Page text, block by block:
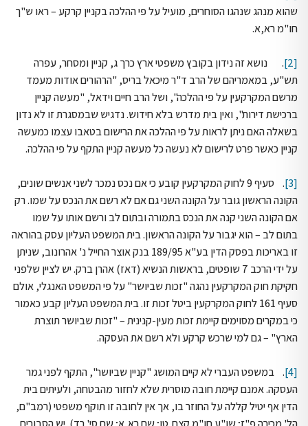
שהוא מנהג שנהגו הסוחרים, מועיל על פי ההלכה בקניין קרקע – ראו ש"ך
חו"מ רא,א.
[2]
. נושא זה נידון בקובץ משפטי ארץ כרך ג, קניין ומסחר, עפרה
תש"ע, במאמריהם של הרב ד"ר מיכאל בריס, "הרהורים אודות מעמד
מרשם המקרקעין על פי ההלכה", ושל הרב חיים וידאל, "מעשה קניין
ברכישת דירות", ואין בית מדרש בלא חידוש. נדגיש שבמסגרת זו לא נדון
בשאלה האם ניתן לראות על פי ההלכה את הרישום בטאבו עצמו כמעשה
קניין כאשר פרט לרישום לא נעשה כל מעשה קניין התקף על פי ההלכה.
[3]
. סעיף 9 לחוק המקרקעין קובע כי אם נכס נמכר לשני אנשים שונים,
הקונה הראשון גובר על הקונה השני גם אם לא רשם את הנכס על שמו. רק
אם הקונה השני קנה את הנכס בתמורה ובתום לב ורשם אותו על שמו
בתום לב – הוא יגבור על הקונה הראשון. בית המשפט העליון עסק בהוראה
זו באריכות בפסק הדין בע"א 189/95 בנק אוצר החייל נ' אהרונוב, שניתן
על ידי הרכב 7 שופטים, בראשות הנשיא (דאז) אהרן ברק. יש לציין שלפני
חקיקת חוק המקרקעין נהגה "זכות שביושר" על פי המשפט האנגלי, אולם
סעיף 161 לחוק המקרקעין ביטל זכות זו. בית המשפט העליון קבע כאמור
כי במקרים מסוימים קיימת זכות מעין-קנינית – "זכות שביושר תוצרת
הארץ" – גם למי שרכש קרקע ולא רשם את העסקה.
[4]
. במשפט העברי לא קיים המושג "קניין שביושר", התקף לפני גמר
העסקה. אמנם קיימת חובה מוסרית שלא לחזור מהבטחה, ולעיתים בית
הדין אף יטיל קללה על החוזר בו, אך אין לחובה זו תוקף משפטי (רמב"ם,